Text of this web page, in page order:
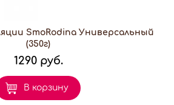
SmoRodina Универсальный
(350г)
1290 руб.
В корзину